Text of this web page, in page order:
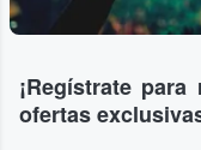
¡Regístrate
ofertas